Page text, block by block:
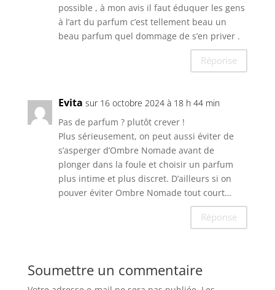
possible , à mon avis il faut éduquer les gens
à l’art du parfum c’est tellement beau un
beau parfum quel dommage de s’en priver .
Réponse
Evita sur 16 octobre 2024 à 18 h 44 min
Pas de parfum ? plutôt crever !
Plus sérieusement, on peut aussi éviter de
s’asperger d’Ombre Nomade avant de
plonger dans la foule et choisir un parfum
plus intime et plus discret. D’ailleurs si on
pouver éviter Ombre Nomade tout court…
Réponse
Soumettre un commentaire